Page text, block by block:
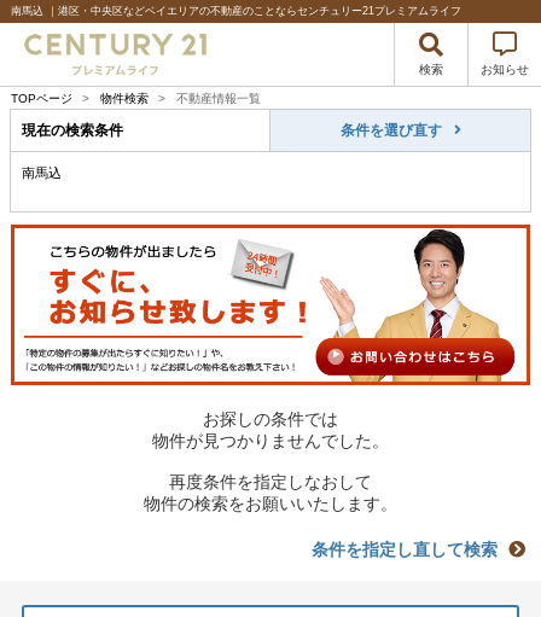
南馬込 ｜港区・中央区などベイエリアの不動産のことならセンチュリー21プレミアムライフ
検索 お知らせ
TOPページ > 物件検索 > 不動産情報一覧
現在の検索条件 条件を選び直す
南馬込
お探しの条件では
物件が見つかりませんでした。
再度条件を指定しなおして
物件の検索をお願いいたします。
条件を指定し直して検索